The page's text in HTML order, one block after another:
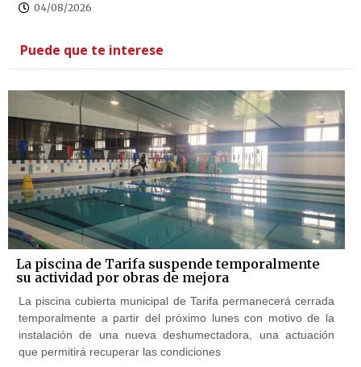
04/08/2026
Puede que te interese
La piscina de Tarifa suspende temporalmente
su actividad por obras de mejora
La piscina cubierta municipal de Tarifa permanecerá cerrada
temporalmente a partir del próximo lunes con motivo de la
instalación de una nueva deshumectadora, una actuación
que permitirá recuperar las condiciones